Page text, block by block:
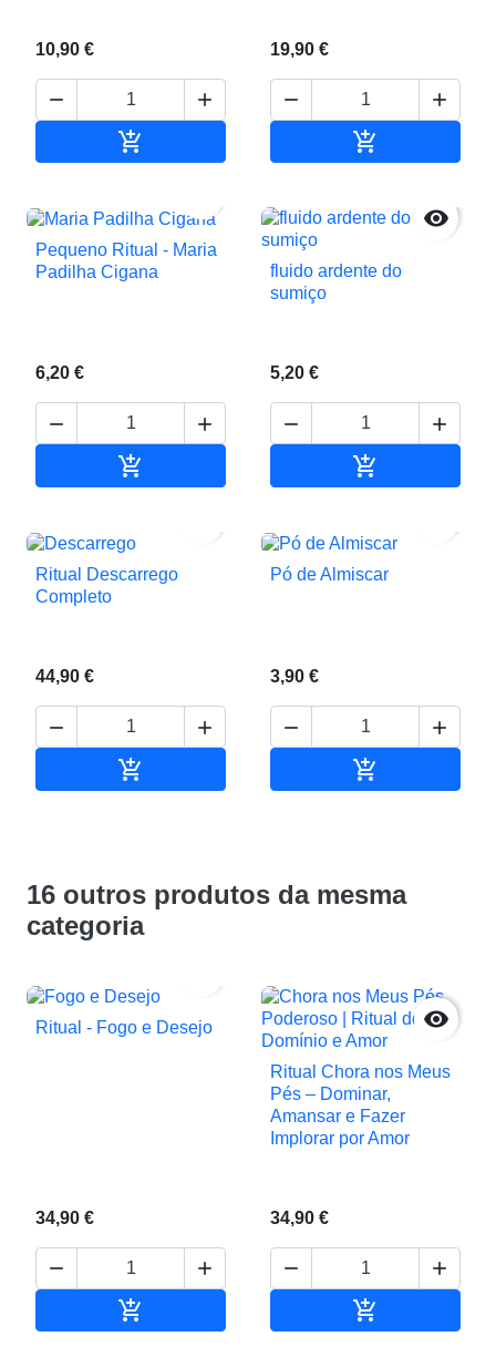
10,90 €
 

19,90 €
 

Pequeno Ritual - Maria
Padilha Cigana
6,20 €
 


fluido ardente do
sumiço
5,20 €
 

Ritual Descarrego
Completo
44,90 €
 

Pó de Almiscar
3,90 €
 

16 outros produtos da mesma
categoria
Ritual - Fogo e Desejo
34,90 €
 


Ritual Chora nos Meus
Pés – Dominar,
Amansar e Fazer
Implorar por Amor
34,90 €
 
